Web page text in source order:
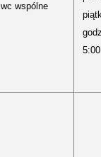
wc wspólne